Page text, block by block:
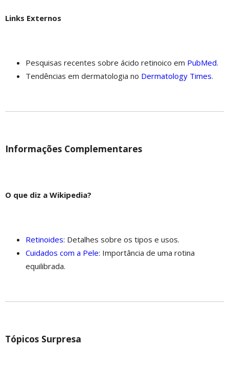
Links Externos
Pesquisas recentes sobre ácido retinoico em PubMed.
Tendências em dermatologia no Dermatology Times.
Informações Complementares
O que diz a Wikipedia?
Retinoides: Detalhes sobre os tipos e usos.
Cuidados com a Pele: Importância de uma rotina
equilibrada.
Tópicos Surpresa